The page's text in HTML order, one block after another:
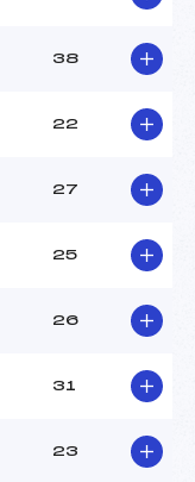
89.9100
38
22
27
25
26
31
23